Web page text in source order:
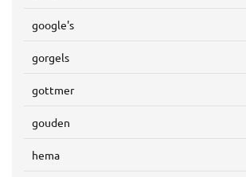
google's
gorgels
gottmer
gouden
hema